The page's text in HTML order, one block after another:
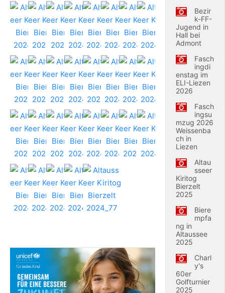
Bezir
k-FF-
Jugend in
Hall bei
Admont
Fasch
ingdi
enstag im
ELI-Liezen
2026
Fasch
ingsu
mzug 2026
Weissenba
ch in
Liezen
Altau
sseer
Kiritog
Bierzelt
2025
Biere
mpfa
ng in
Altaussee
2025
Charl
y's
60er
Golfturnier
2025